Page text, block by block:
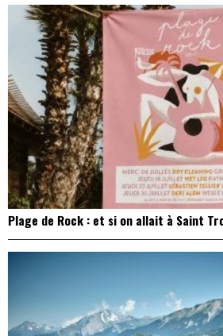
Plage de Rock : et si on allait à Saint